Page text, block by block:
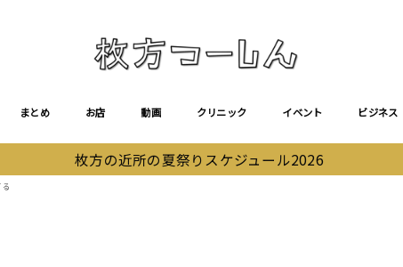
まとめ お店 動画 クリニック イベント ビジネス
枚方の近所の夏祭りスケジュール2026